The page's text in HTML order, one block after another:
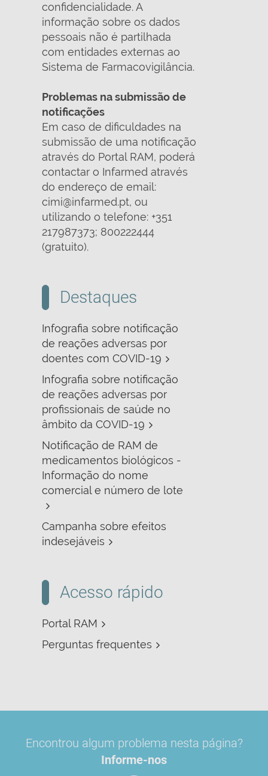
confidencialidade. A
informação sobre os dados
pessoais não é partilhada
com entidades externas ao
Sistema de Farmacovigilância.
Problemas na submissão de
notificações
Em caso de dificuldades na
submissão de uma notificação
através do Portal RAM, poderá
contactar o Infarmed através
do endereço de email:
cimi@infarmed.pt, ou
utilizando o telefone: +351
217987373; 800222444
(gratuito).
Destaques
Infografia sobre notificação
de reações adversas por
doentes com COVID-19
Infografia sobre notificação
de reações adversas por
profissionais de saúde no
âmbito da COVID-19
Notificação de RAM de
medicamentos biológicos -
Informação do nome
comercial e número de lote
Campanha sobre efeitos
indesejáveis
Acesso rápido
Portal RAM
Perguntas frequentes
Encontrou algum problema nesta página?
Informe-nos